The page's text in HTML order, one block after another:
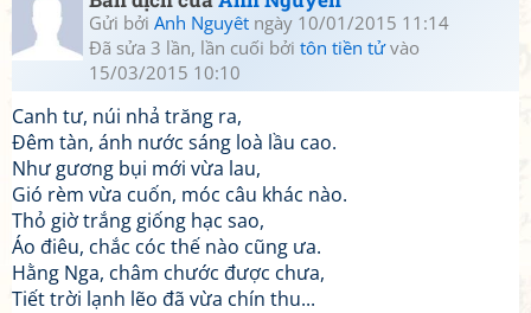
Gửi bởi Anh Nguyêt ngày 10/01/2015 11:14
Đã sửa 3 lần, lần cuối bởi tôn tiền tửvào
15/03/2015 10:10
Canh tư, núi nhả trăng ra,
Đêm tàn, ánh nước sáng loà lầu cao.
Như gương bụi mới vừa lau,
Gió rèm vừa cuốn, móc câu khác nào.
Thỏ giờ trắng giống hạc sao,
Áo điêu, chắc cóc thế nào cũng ưa.
Hằng Nga, châm chước được chưa,
Tiết trời lạnh lẽo đã vừa chín thu...